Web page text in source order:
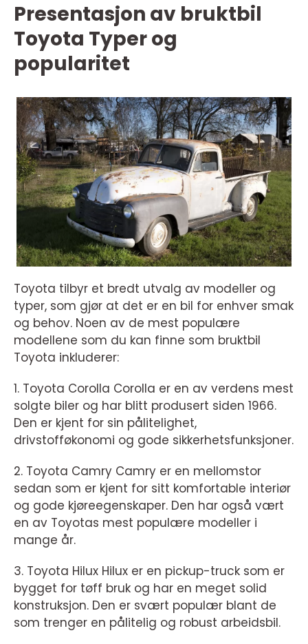
Presentasjon av bruktbil
Toyota Typer og
popularitet
Toyota tilbyr et bredt utvalg av modeller og
typer, som gjør at det er en bil for enhver smak
og behov. Noen av de mest populære
modellene som du kan finne som bruktbil
Toyota inkluderer:
1. Toyota Corolla Corolla er en av verdens mest
solgte biler og har blitt produsert siden 1966.
Den er kjent for sin pålitelighet,
drivstofføkonomi og gode sikkerhetsfunksjoner.
2. Toyota Camry Camry er en mellomstor
sedan som er kjent for sitt komfortable interiør
og gode kjøreegenskaper. Den har også vært
en av Toyotas mest populære modeller i
mange år.
3. Toyota Hilux Hilux er en pickup-truck som er
bygget for tøff bruk og har en meget solid
konstruksjon. Den er svært populær blant de
som trenger en pålitelig og robust arbeidsbil.